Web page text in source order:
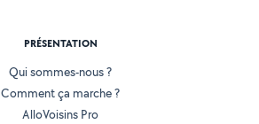
PRÉSENTATION
Qui sommes-nous ?
Comment ça marche ?
AlloVoisins Pro